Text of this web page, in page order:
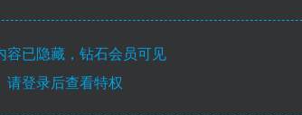
已隐藏，钻石会员可见
请登录后查看特权